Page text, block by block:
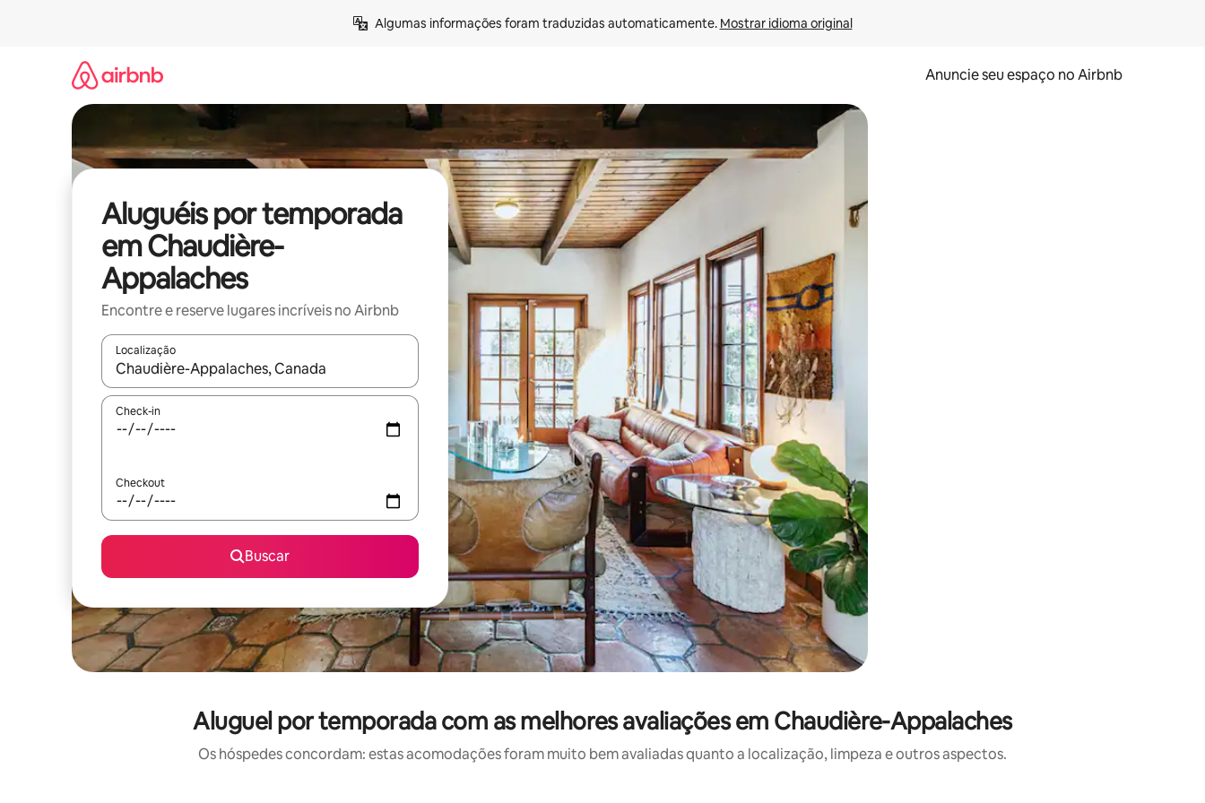
Algumas informações foram traduzidas automaticamente. Mostrar idioma original
Anuncie seu espaço no Airbnb
Aluguéis por temporada
em Chaudière-
Appalaches
Encontre e reserve lugares incríveis no Airbnb
Localização
Quando os resultados estiverem disponíveis, explore-os usando as seta para cima e para baixo do teclado ou tocando e deslizando o dedo na tela.
Check-in
Checkout
Buscar
Aluguel por temporada com as melhores avaliações em Chaudière-Appalaches
Os hóspedes concordam: estas acomodações foram muito bem avaliadas quanto a localização, limpeza e outros aspectos.